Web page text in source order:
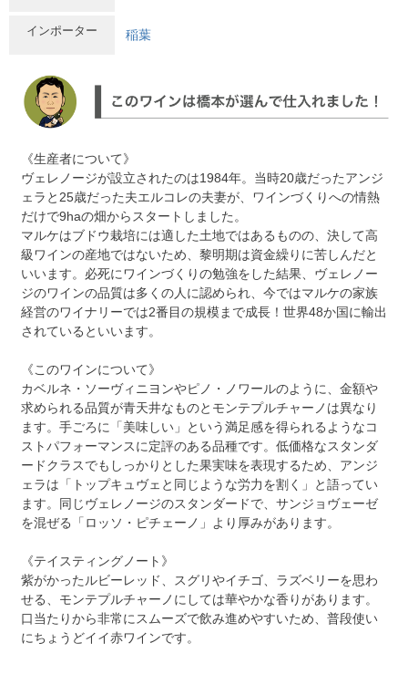
インポーター 稲葉
《生産者について》
ヴェレノージが設立されたのは1984年。当時20歳だったアンジ
ェラと25歳だった夫エルコレの夫妻が、ワインづくりへの情熱
だけで9haの畑からスタートしました。
マルケはブドウ栽培には適した土地ではあるものの、決して高
級ワインの産地ではないため、黎明期は資金繰りに苦しんだと
いいます。必死にワインづくりの勉強をした結果、ヴェレノー
ジのワインの品質は多くの人に認められ、今ではマルケの家族
経営のワイナリーでは2番目の規模まで成長！世界48か国に輸出
されているといいます。
《このワインについて》
カベルネ・ソーヴィニヨンやピノ・ノワールのように、金額や
求められる品質が青天井なものとモンテプルチャーノは異なり
ます。手ごろに「美味しい」という満足感を得られるようなコ
ストパフォーマンスに定評のある品種です。低価格なスタンダ
ードクラスでもしっかりとした果実味を表現するため、アンジ
ェラは「トップキュヴェと同じような労力を割く」と語ってい
ます。同じヴェレノージのスタンダードで、サンジョヴェーゼ
を混ぜる「ロッソ・ピチェーノ」より厚みがあります。
《テイスティングノート》
紫がかったルビーレッド、スグリやイチゴ、ラズベリーを思わ
せる、モンテプルチャーノにしては華やかな香りがあります。
口当たりから非常にスムーズで飲み進めやすいため、普段使い
にちょうどイイ赤ワインです。